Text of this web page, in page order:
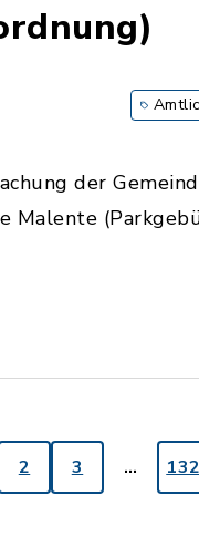
der
Malente
2 3 … 132